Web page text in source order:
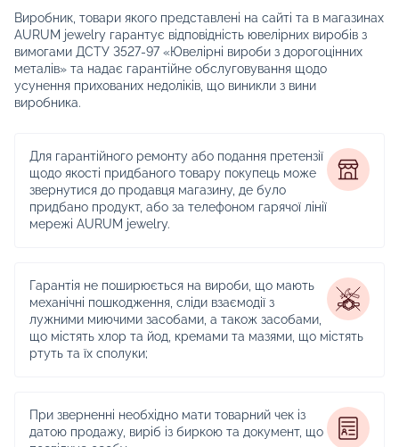
Виробник, товари якого представлені на сайті та в магазинах
AURUM jewelry гарантує відповідність ювелірних виробів з
вимогами ДСТУ 3527-97 «Ювелірні вироби з дорогоцінних
металів» та надає гарантійне обслуговування щодо
усунення прихованих недоліків, що виникли з вини
виробника.
Для гарантійного ремонту або подання претензії
щодо якості придбаного товару покупець може
звернутися до продавця магазину, де було
придбано продукт, або за телефоном гарячої лінії
мережі AURUM jewelry.
Гарантія не поширюється на вироби, що мають
механічні пошкодження, сліди взаємодії з
лужними миючими засобами, а також засобами,
що містять хлор та йод, кремами та мазями, що містять
ртуть та їх сполуки;
При зверненні необхідно мати товарний чек із
датою продажу, виріб із биркою та документ, що